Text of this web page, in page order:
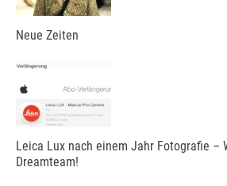
Neue Zeiten
Leica Lux nach einem Jahr Fotografie –
Dreamteam!